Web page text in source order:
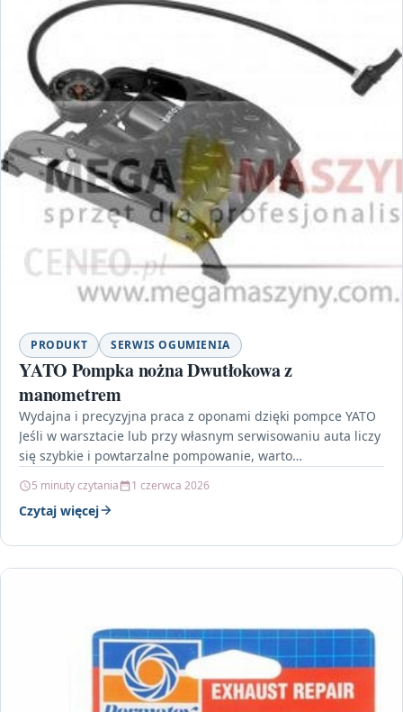
PRODUKT SERWIS OGUMIENIA
YATO Pompka nożna Dwutłokowa z
manometrem
Wydajna i precyzyjna praca z oponami dzięki pompce YATO
Jeśli w warsztacie lub przy własnym serwisowaniu auta liczy
się szybkie i powtarzalne pompowanie, warto…
5 minuty czytania 1 czerwca 2026
Czytaj więcej